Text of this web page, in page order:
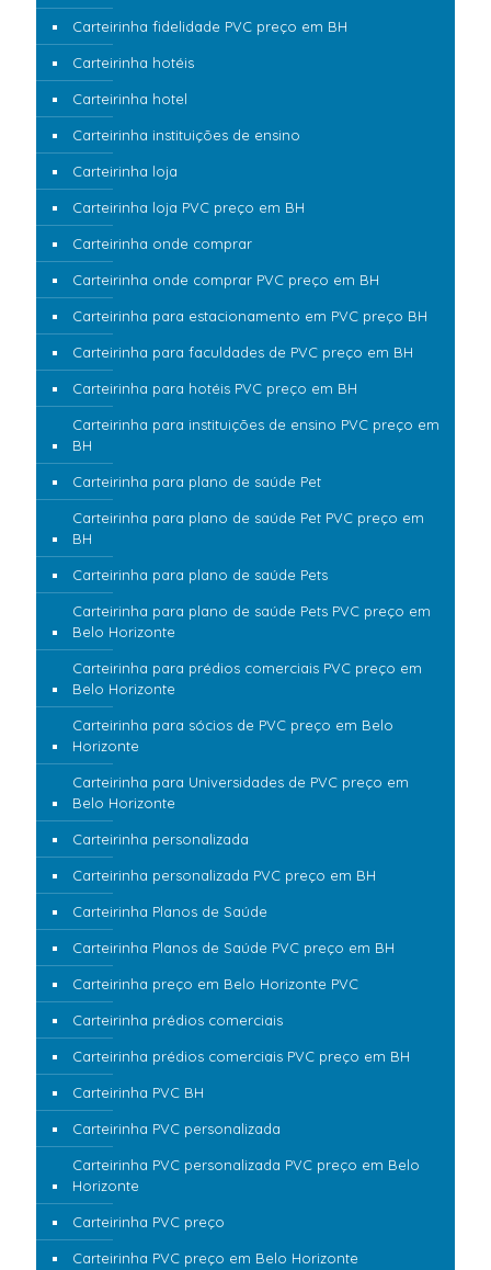
Carteirinha fidelidade PVC preço em BH
Carteirinha hotéis
Carteirinha hotel
Carteirinha instituições de ensino
Carteirinha loja
Carteirinha loja PVC preço em BH
Carteirinha onde comprar
Carteirinha onde comprar PVC preço em BH
Carteirinha para estacionamento em PVC preço BH
Carteirinha para faculdades de PVC preço em BH
Carteirinha para hotéis PVC preço em BH
Carteirinha para instituições de ensino PVC preço em
BH
Carteirinha para plano de saúde Pet
Carteirinha para plano de saúde Pet PVC preço em
BH
Carteirinha para plano de saúde Pets
Carteirinha para plano de saúde Pets PVC preço em
Belo Horizonte
Carteirinha para prédios comerciais PVC preço em
Belo Horizonte
Carteirinha para sócios de PVC preço em Belo
Horizonte
Carteirinha para Universidades de PVC preço em
Belo Horizonte
Carteirinha personalizada
Carteirinha personalizada PVC preço em BH
Carteirinha Planos de Saúde
Carteirinha Planos de Saúde PVC preço em BH
Carteirinha preço em Belo Horizonte PVC
Carteirinha prédios comerciais
Carteirinha prédios comerciais PVC preço em BH
Carteirinha PVC BH
Carteirinha PVC personalizada
Carteirinha PVC personalizada PVC preço em Belo
Horizonte
Carteirinha PVC preço
Carteirinha PVC preço em Belo Horizonte